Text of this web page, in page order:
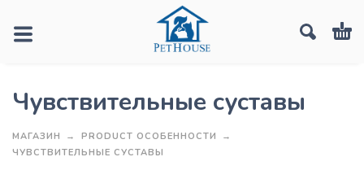
Чувствительные суставы
МАГАЗИН
PRODUCT ОСОБЕННОСТИ
ЧУВСТВИТЕЛЬНЫЕ СУСТАВЫ